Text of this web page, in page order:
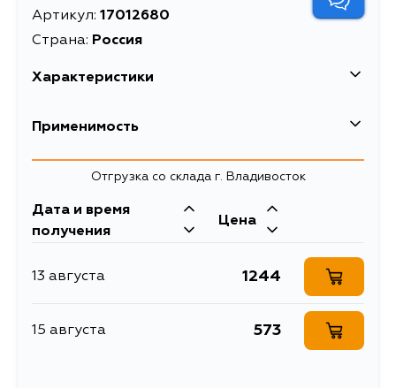
Артикул: 17012680
Страна: Россия
Характеристики
EAN-13 2000129720016
Полиуретановая втулка
стабилизатора, передней подвески
Применимость
Отгрузка со склада г. Владивосток
Дата и время
получения
Цена
13 августа 1244
15 августа 573